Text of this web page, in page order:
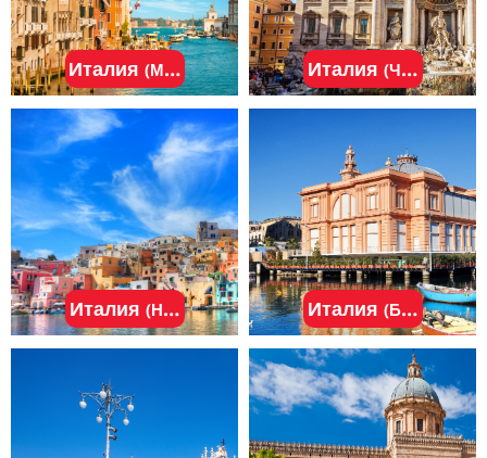
Италия (МАРГЕРА( НЕДАЛЕКО ОТ ВЕНЕЦИИ))
Италия
Италия (Неаполь) Италия (Бари)